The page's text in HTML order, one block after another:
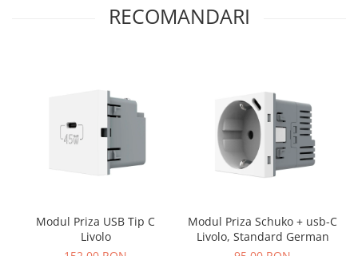
RECOMANDARI
Modul Priza USB Tip C
Livolo
Modul Priza Schuko + usb-C
Livolo, Standard German